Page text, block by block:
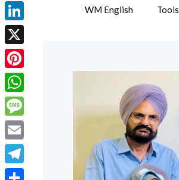
WM English Tools
Facebook
LinkedIn
X
Pinterest
WhatsApp
Message
Email
Telegram